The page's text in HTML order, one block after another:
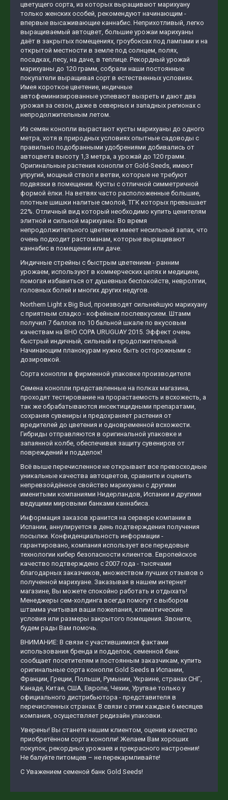
цветущего сорта, из которых выращивают марихуану
только женских особей, рекомендуют начинающим -
впервые высаживающие каннабис. Неприхотливый, легко
выращиваемый автоцвет, большие урожаи марихуаны
даёт в закрытых помещениях, гроубоксах под лампами и на
открытой местности в земле под солнцем, полях,
посадках, лесу, на даче, в теплице. Рекордный урожай
марихуаны до 120 грамм, собрали наши постоянные
покупатели выращивая сорт в естественных условиях.
Имея короткое цветение, индичные
автофеминизированные успевают вызреть и дают два
урожая за сезон, даже в северных и западных регионах с
непродолжительным летом.
Из семян конопли вырастают кусты марихуаны до одного
метра, хотя в природных условиях опытные садоводы с
правильно подобранными удобрениями добивались от
автоцвета высоту 1,3 метра, а урожай до 120 грамм.
Оригинальные растения конопли от Gold-Seeds, имеют
упругий, мощный ствол и ветви, которые не требуют
подвязки в помещении. Кусты с отличной симметричной
формой ёлки. На ветвях часто расположенные большие,
плотные шишки налитые смолой, ТГК которых превышает
22%. Отличный вид который необходимо купить ценителям
элитной и сильной марихуаны. Во время
непродолжительного цветения имеет несильный запах, что
очень подходит растоманам, которые выращивают
каннабис в помещении или даче.
Индичные стрейны с быстрым цветением - ранним
урожаем, используют в коммерческих целях и медицине,
помогая избавиться от душевных беспокойств, невролгии,
головных болей и многих других недугов.
Northern Light x Big Bud, производят сильнейшую марихуану
с приятным сладко - кофейным послевкусием. Штамм
получил 7 баллов по 10 бальной шкале по вкусовым
качествам на BHO COPA URUGUAY 2015. Эффект очень
быстрый индичный, сильный и продолжительный.
Начинающим планокурам нужно быть осторожными с
дозировкой.
Сорта конопли в фирменной упаковке производителя
Семена конопли представленные на полках магазина,
проходят тестирование на прорастаемость и всхожесть, а
так же обрабатываются инсектицидными препаратами,
сохраняя сувениры и предохраняет растения от
вредителей до цветения и одновременной всхожести.
Гибриды отправляются в оригинальной упаковке и
запаянной колбе, обеспечивая защиту сувениров от
повреждений и подделок!
Всё выше перечисленное не открывает все превосходные
уникальные качества автоцветов, сравните и оценить
непревзойдённое свойство марихуаны с другими
именитыми компаниями Нидерландов, Испании и другими
ведущими мировыми банками каннабиса.
Информация заказов хранится на сервере компании в
Испании, аннулируется в день подтверждения получения
посылки. Конфиденциальность информации -
гарантировано, компания использует все передовые
технологии кибер безопасности клиентов. Европейское
качество подтверждено с 2007 года - тысячами
благодарных заказчиков, множеством лучших отзывов о
полученной марихуане. Заказывая в нашем интернет
магазине, Вы можете спокойно работать и отдыхать!
Менеджеры сем-холдинга всегда помогут с выбором
штамма учитывая ваши пожелания, климатические
условия или размеры закрытого помещения. Звоните,
будем рады Вам помочь.
ВНИМАНИЕ: В связи с участившимися фактами
использования бренда и подделок, семенной банк
сообщает посетителям и постоянным заказчикам, купить
оригинальные сорта конопли Gold Seeds в Испании,
Франции, Греции, Польши, Румынии, Украине, странах СНГ,
Канаде, Китае, США, Европе, Чехии, Уругвае только у
официального дистрибьютора - представителя в
перечисленных странах. В связи с этим каждые 6 месяцев
компания, осуществляет редизайн упаковки.
Уверены! Вы станете нашим клиентом, оценив качество
приобретённом сорта конопли! Желаем Вам хороших
покупок, рекордных урожаев и прекрасного настроения!
Не балуйте питомцев – не перекармливайте!
С Уважением семеной банк Gold Seeds!